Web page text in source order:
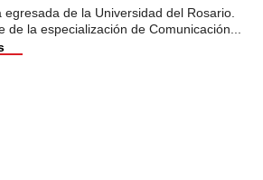
egresada de la Universidad del Rosario.
de la especialización de Comunicación